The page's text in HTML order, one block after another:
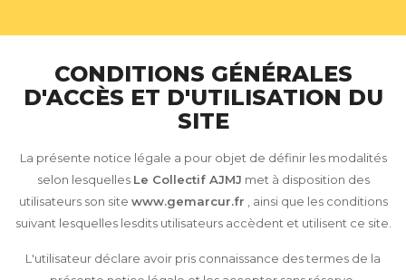
CONDITIONS GÉNÉRALES
D'ACCÈS ET D'UTILISATION DU
SITE
La présente notice légale a pour objet de définir les modalités
selon lesquelles Le Collectif AJMJ met à disposition des
utilisateurs son site www.gemarcur.fr , ainsi que les conditions
suivant lesquelles lesdits utilisateurs accèdent et utilisent ce site.
L'utilisateur déclare avoir pris connaissance des termes de la